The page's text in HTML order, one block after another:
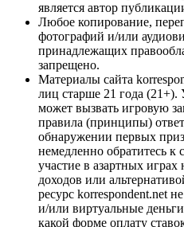
является автор
Любое копирование,
фотографий и/или
принадлежащих
запрещено.
Материалы сайта
лиц старше 21 года (21+).
может вызвать игровую
правила (принципы)
обнаружении первых
немедленно обратитесь к
участие в азартных
доходов или
ресурс korrespondent.net
и/или виртуальные
какой форме оплату